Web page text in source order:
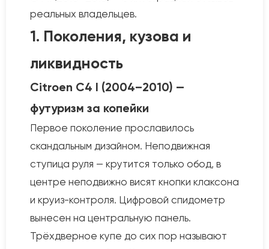
реальных владельцев.
1. Поколения, кузова и
ликвидность
Citroen C4 I (2004–2010) —
футуризм за копейки
Первое поколение прославилось
скандальным дизайном. Неподвижная
ступица руля — крутится только обод, в
центре неподвижно висят кнопки клаксона
и круиз-контроля. Цифровой спидометр
вынесен на центральную панель.
Трёхдверное купе до сих пор называют